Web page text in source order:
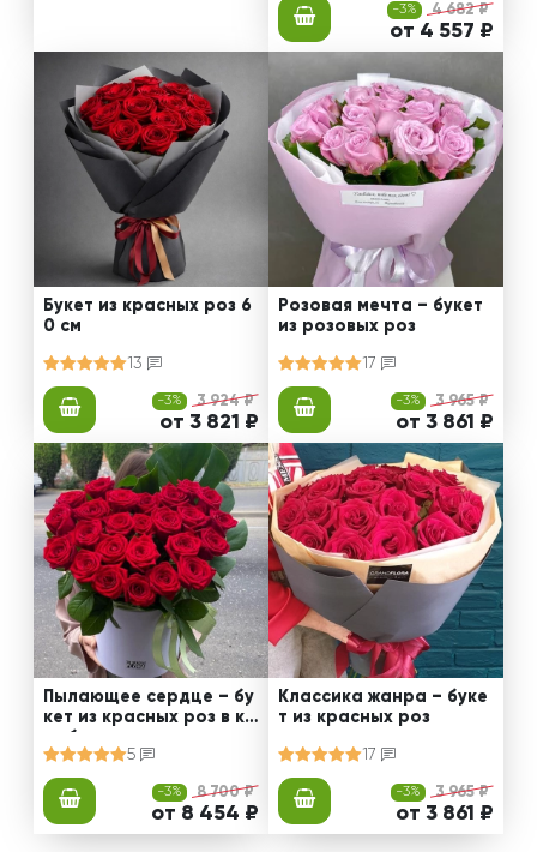
-3% 4 682 ₽
от 4 557 ₽
Букет из красных роз 6
0 см
13
-3% 3 924 ₽
от 3 821 ₽
Розовая мечта – букет
из розовых роз
17
-3% 3 965 ₽
от 3 861 ₽
Пылающее сердце – бу
кет из красных роз в ко
робке
5
-3% 8 700 ₽
от 8 454 ₽
Классика жанра – буке
т из красных роз
17
-3% 3 965 ₽
от 3 861 ₽